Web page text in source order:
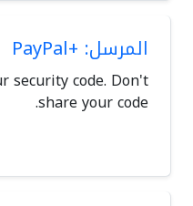
المرسل: +PayPal
security code. Don't
share your code.